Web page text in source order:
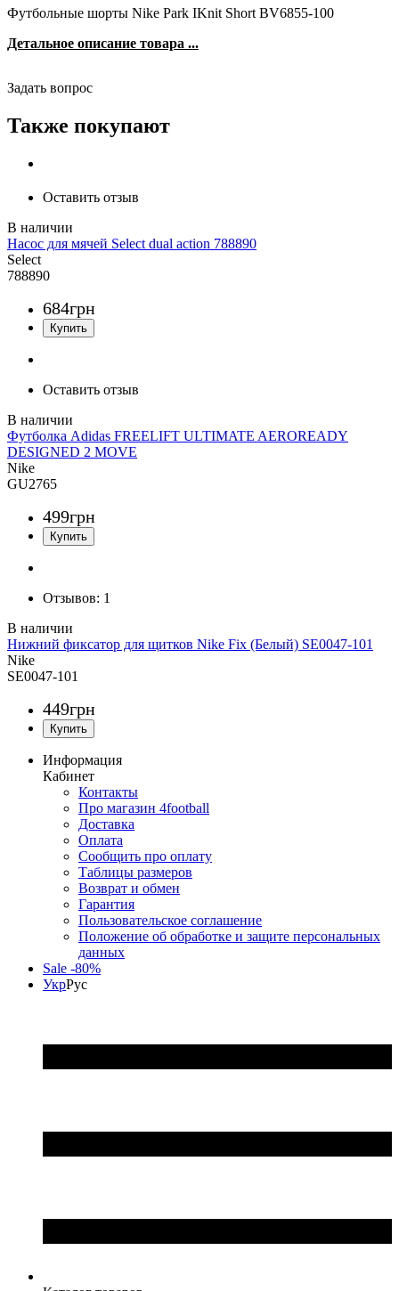
Футбольные шорты Nike Park IKnit Short BV6855-100
Детальное описание товара ...
Задать вопрос
Также покупают
Оставить отзыв
Насос для мячей Select dual action 788890
Select
788890
684грн
Оставить отзыв
Футболка Adidas FREELIFT ULTIMATE AEROREADY
DESIGNED 2 MOVE
Nike
GU2765
499грн
Отзывов: 1
Нижний фиксатор для щитков Nike Fix (Белый) SE0047-101
Nike
SE0047-101
449грн
Информация
Кабинет
Контакты
Про магазин 4football
Доставка
Оплата
Сообщить про оплату
Таблицы размеров
Возврат и обмен
Гарантия
Пользовательское соглашение
Положение об обработке и защите персональных
данных
Sale -80%
УкрРус